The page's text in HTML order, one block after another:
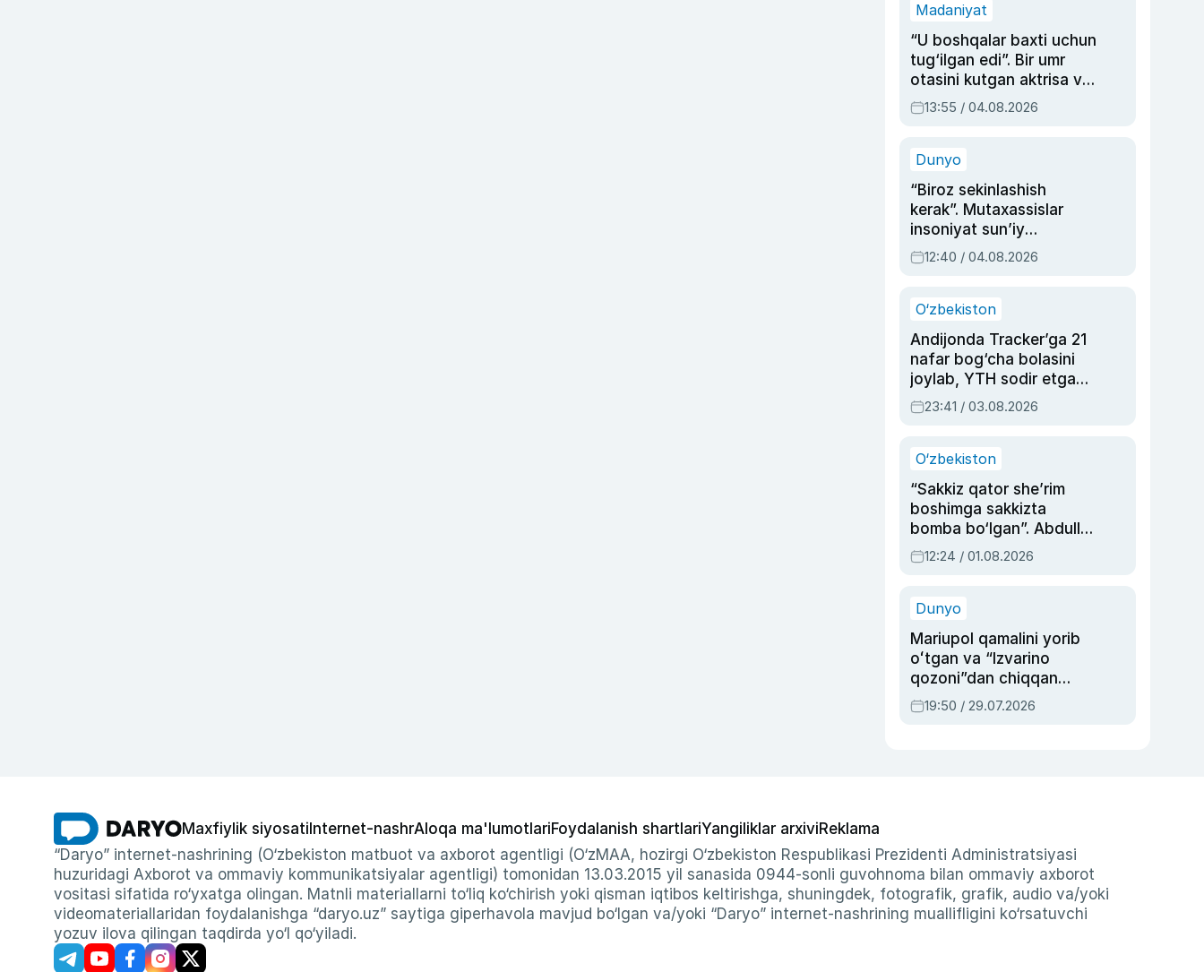
Madaniyat
“U boshqalar baxti uchun
tug‘ilgan edi”. Bir umr
otasini kutgan aktrisa va
dublyaj ustasi Rimma
Ahmedovaning
13:55 / 04.08.2026
Dunyo
“Biroz sekinlashish
kerak”. Mutaxassislar
insoniyat sun’iy
intellektni boshqara
olmay qolishidan xavotir
12:40 / 04.08.2026
O‘zbekiston
Andijonda Tracker’ga 21
nafar bog‘cha bolasini
joylab, YTH sodir etgan
ayolga sud hukmi o‘qildi
23:41 / 03.08.2026
O‘zbekiston
“Sakkiz qator she’rim
boshimga sakkizta
bomba bo‘lgan”. Abdulla
Oripovni siyosiy
ayblovlardan asrab
12:24 / 01.08.2026
Dunyo
Mariupol qamalini yorib
oʻtgan va “Izvarino
qozoni”dan chiqqan
qahramon — Ukraina
armiyasi bosh
19:50 / 29.07.2026
Maxfiylik siyosati Internet-nashrAloqa ma'lumotlariFoydalanish shartlariYangiliklar arxiviReklama
“Daryo” internet-nashrining (O‘zbekiston matbuot va axborot agentligi (O‘zMAA, hozirgi O‘zbekiston Respublikasi Prezidenti Administratsiyasi
huzuridagi Axborot va ommaviy kommunikatsiyalar agentligi) tomonidan 13.03.2015 yil sanasida 0944-sonli guvohnoma bilan ommaviy axborot
vositasi sifatida ro‘yxatga olingan. Matnli materiallarni to‘liq ko‘chirish yoki qisman iqtibos keltirishga, shuningdek, fotografik, grafik, audio va/yoki
videomateriallaridan foydalanishga “daryo.uz” saytiga giperhavola mavjud bo‘lgan va/yoki “Daryo” internet-nashrining muallifligini ko‘rsatuvchi
yozuv ilova qilingan taqdirda yo‘l qo‘yiladi.